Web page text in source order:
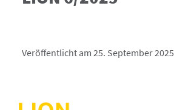
Veröffentlicht am 25. September 2025